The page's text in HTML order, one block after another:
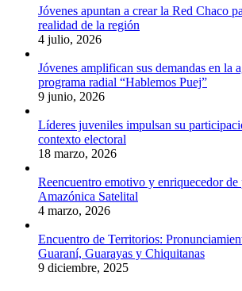
Jóvenes apuntan a crear la Red Chaco
realidad de la región
4 julio, 2026
Jóvenes amplifican sus demandas en la
programa radial “Hablemos Puej”
9 junio, 2026
Líderes juveniles impulsan su
contexto electoral
18 marzo, 2026
Reencuentro emotivo y enriquecedor de
Amazónica Satelital
4 marzo, 2026
Encuentro de Territorios:
Guaraní, Guarayas y Chiquitanas
9 diciembre, 2025